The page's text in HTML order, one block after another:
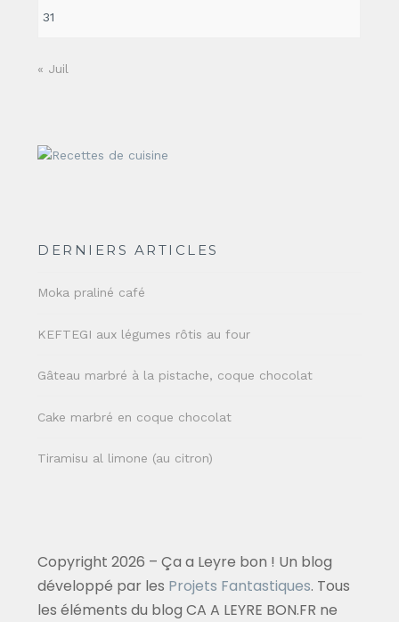
31
« Juil
DERNIERS ARTICLES
Moka praliné café
KEFTEGI aux légumes rôtis au four
Gâteau marbré à la pistache, coque chocolat
Cake marbré en coque chocolat
Tiramisu al limone (au citron)
Copyright 2026 – Ça a Leyre bon ! Un blog
développé par les Projets Fantastiques. Tous
les éléments du blog CA A LEYRE BON.FR ne